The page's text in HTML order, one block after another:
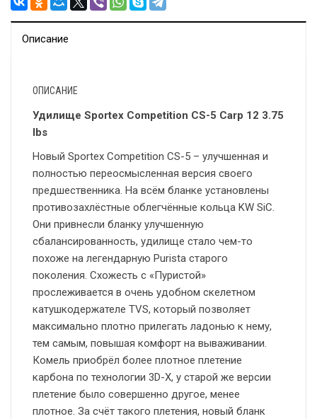
Описание
ОПИСАНИЕ
Удилище Sportex Competition CS-5 Carp 12 3.75
lbs
Новый Sportex Competition CS-5 – улучшенная и
полностью переосмысленная версия своего
предшественника. На всём бланке установлены
противозахлёстные облегчённые кольца KW SiC.
Они привнесли бланку улучшенную
сбалансированность, удилище стало чем-то
похоже на легендарную Purista старого
поколения. Схожесть с «Пуристой»
прослеживается в очень удобном скелетном
катушкодержателе TVS, который позволяет
максимально плотно прилегать ладонью к нему,
тем самым, повышая комфорт на вываживании.
Комель приобрёл более плотное плетение
карбона по технологии 3D-X, у старой же версии
плетение было совершенно другое, менее
плотное. За счёт такого плетения, новый бланк